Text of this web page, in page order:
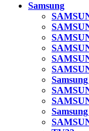
Samsung